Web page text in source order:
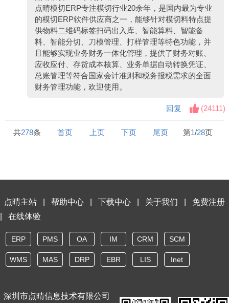
点晴模切ERP专注模切行业20余年，是国内最为专业
的模切ERP软件供应商之一，能够针对模切料特点提
供物料二维码标签扫码出入库、智能算料、智能备
料、智能分切、刀模管理、打样管理等特色功能，并
且能够实现业务财务一体化管理，提供了财务对账、
应收应付、存货成本核算、业务单据自动转换凭证、
总账管理等符合国家会计准则和税务报税需求的全面
财务管理功能，欢迎使用。
回复 (24111)
共278条 首页 上页 下页 尾页 第1/28页
点晴主站 帮助中心 下载中心 关于我们
免费注册
在线体验
ERP PMS OA IM CRM SCM
WMS MAS DRP EBR LIS Inet
深圳市点晴信息技术有限公司